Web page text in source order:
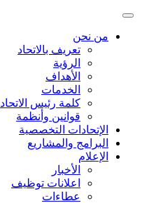
من نحن
تعريف بالاتحاد
الرؤية
الأهداف
الخدمات
كلمة رئيس الاتحاد
قوانين وأنظمة
الإتحادات التخصصية
البرامج والمشاريع
الإعلام
الأخبار
اعلانات توظيف
عطاءات